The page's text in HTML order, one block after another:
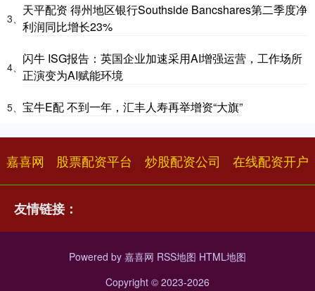
3、
天平配资 得州地区银行Southside Bancshares第二季度净
利润同比增长23%
4、
闪牛 ISG报告：英国企业加速采用AI增强运营，工作场所
正演变为AI赋能环境
5、 宝牛E配 不到一年，汇丰人寿再举增资“大旗”
嘉喜网 股票配资平台 炒股配资公司 在线配资开户
友情链接：
Powered by 嘉喜网 RSS地图 HTML地图
Copyright © 2023-2026